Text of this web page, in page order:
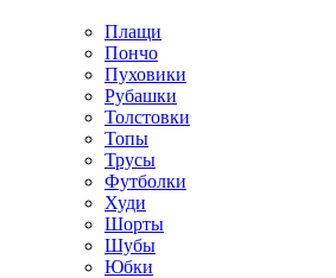
Плащи
Пончо
Пуховики
Рубашки
Толстовки
Топы
Трусы
Футболки
Худи
Шорты
Шубы
Юбки